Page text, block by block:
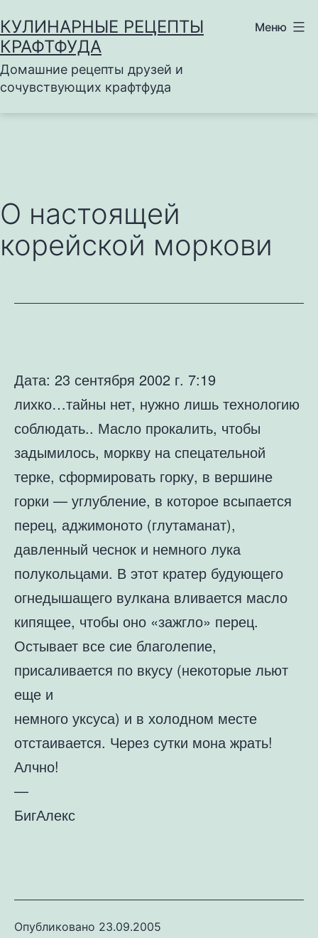
к
содержимому
КУЛИНАРНЫЕ РЕЦЕПТЫ
КРАФТФУДА
Домашние рецепты друзей и
сочувствующих крафтфуда
Меню
О настоящей
корейской моркови
Дата: 23 сентября 2002 г. 7:19
лихко…тайны нет, нужно лишь технологию
соблюдать.. Масло прокалить, чтобы
задымилось, моркву на спецательной
терке, сформировать горку, в вершине
горки — углубление, в которое всыпается
перец, аджимоното (глутаманат),
давленный чеснок и немного лука
полукольцами. В этот кратер будующего
огнедышащего вулкана вливается масло
кипящее, чтобы оно «зажгло» перец.
Остывает все сие благолепие,
присаливается по вкусу (некоторые льют
еще и
немного уксуса) и в холодном месте
отстаивается. Через сутки мона жрать!
Алчно!
—
БигАлекс
Опубликовано 23.09.2005